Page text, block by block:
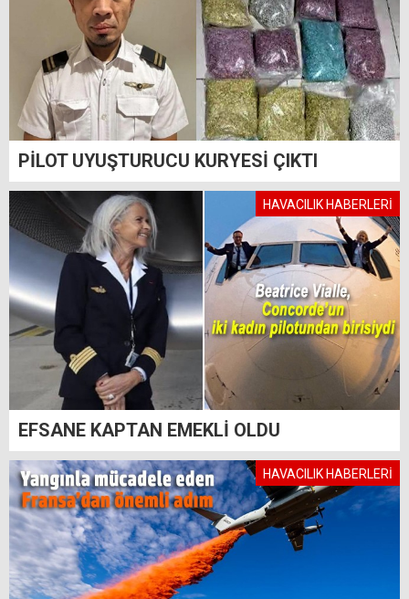
PİLOT UYUŞTURUCU KURYESİ ÇIKTI
HAVACILIK HABERLERİ
EFSANE KAPTAN EMEKLİ OLDU
HAVACILIK HABERLERİ